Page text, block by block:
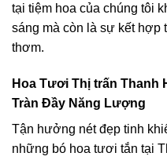
tại tiệm hoa của chúng tôi
sáng mà còn là sự kết hợp
thơm.
Hoa Tươi Thị trấn Thanh
Tràn Đầy Năng Lượng
Tận hưởng nét đẹp tinh
những bó hoa tươi tắn tại